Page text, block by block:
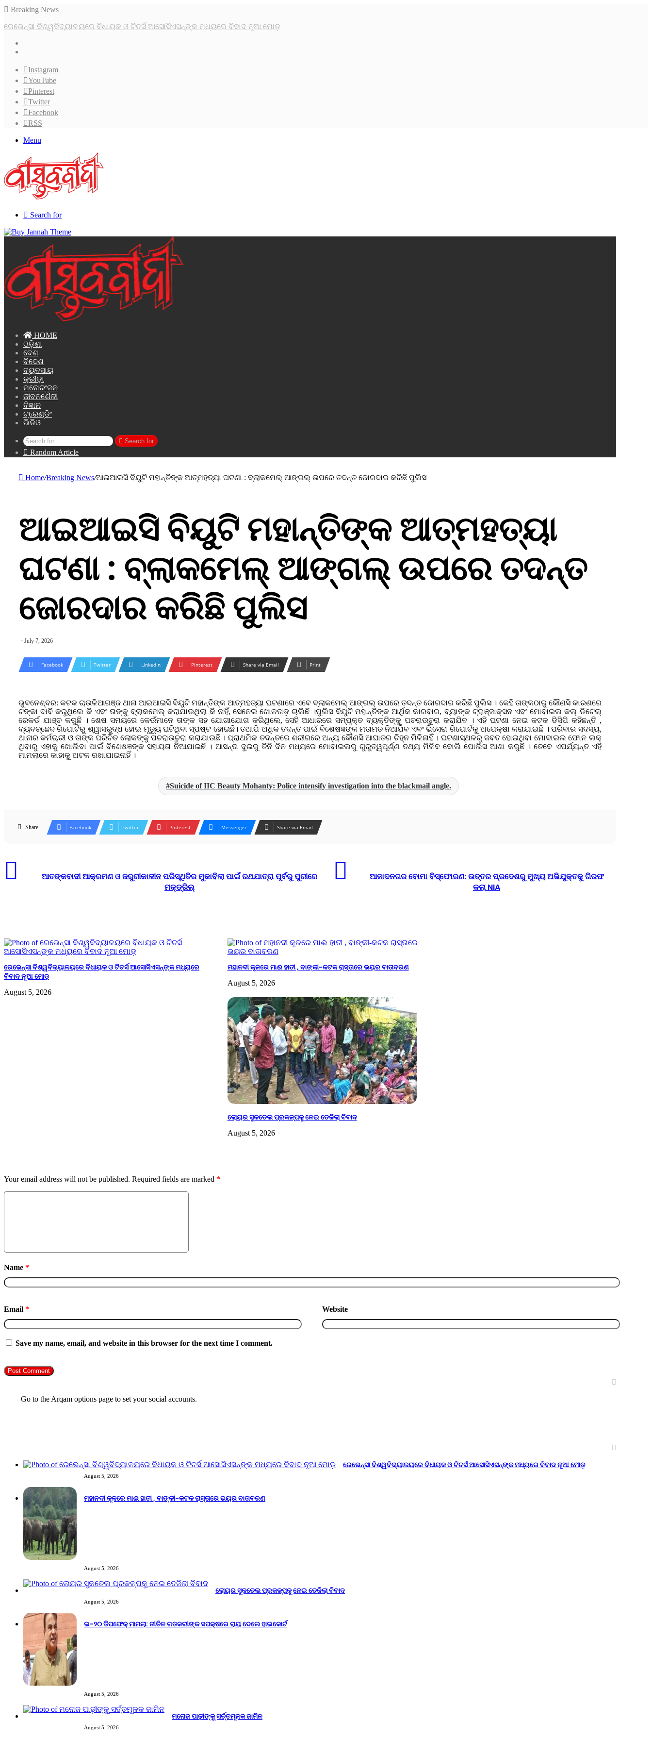
Breaking News
ମହାନଦୀ କୂଳରେ ମାଈ ହାତୀ , ବାଙ୍କୀ-କଟକ ରାସ୍ତାରେ ଭୟର ବାତାବରଣ
Instagram
YouTube
Pinterest
Twitter
Facebook
RSS
Menu
Search for
HOME
ଓଡ଼ିଶା
ଦେଶ
ବିଦେଶ
ବ୍ୟବସାୟ
କ୍ରୀଡ଼ା
ମନୋରଂଜନ
ଜୀବନଶୈଳୀ
ବିଜ୍ଞାନ
ଟ୍ରେଣ୍ଡିଂ
ଭିଡିଓ
Search for
Random Article
Home/Breaking News/ଆଇଆଇସି ବିୟୁଟି ମହାନ୍ତିଙ୍କ ଆତ୍ମହତ୍ୟା ଘଟଣା : ବ୍ଲାକମେଲ୍ ଆଙ୍ଗଲ୍ ଉପରେ ତଦନ୍ତ ଜୋରଦାର କରିଛି ପୁଲିସ
ଆଇଆଇସି ବିୟୁଟି ମହାନ୍ତିଙ୍କ ଆତ୍ମହତ୍ୟା
ଘଟଣା : ବ୍ଲାକମେଲ୍ ଆଙ୍ଗଲ୍ ଉପରେ ତଦନ୍ତ
ଜୋରଦାର କରିଛି ପୁଲିସ
July 7, 2026
Facebook Twitter LinkedIn Pinterest Share via Email Print
ଭୁବନେଶ୍ବର: କଟକ ଚାଉଳିଆଗଞ୍ଜ ଥାନା ଆଇଆଇସି ବିୟୁଟି ମହାନ୍ତିଙ୍କ ଆତ୍ମହତ୍ୟା ଘଟଣାରେ ଏବେ ବ୍ଲାକମେଲ୍ ଆଙ୍ଗଲ୍ ଉପରେ ତଦନ୍ତ ଜୋରଦାର କରିଛି ପୁଲିସ । କେହି ତାଙ୍କଠାରୁ କୌଣସି କାରଣରେ
ଟଙ୍କା ଦାବି କରୁଥିଲେ କି ଏବଂ ତାଙ୍କୁ ବ୍ଲାକମେଲ୍ କରାଯାଉଥିଲା କି ନାହିଁ, ସେନେଇ ଖୋଳତାଡ଼ ଚାଲିଛି ।ପୁଲିସ ବିୟୁଟି ମହାନ୍ତିଙ୍କ ଆର୍ଥିକ କାରବାର, ବ୍ୟାଙ୍କ ଟ୍ରାଞ୍ଜାକ୍ସନ ଏବଂ ମୋବାଇଲ କଲ୍ ଡିଟେଲ୍
ରେକର୍ଡ ଯାଞ୍ଚ କରୁଛି । ଶେଷ ସମୟରେ କେଉଁମାନେ ତାଙ୍କ ସହ ଯୋଗାଯୋଗ କରିଥିଲେ, ସେହି ଆଧାରରେ ସମ୍ପୃକ୍ତ ବ୍ୟକ୍ତିଙ୍କୁ ପଚରାଉଚୁରା କରାଯିବ । ଏହି ଘଟଣା ନେଇ କଟକ ଡିସିପି କହିଛନ୍ତି ,
ବ୍ୟବଚ୍ଛେଦ ରିପୋର୍ଟରୁ ଶ୍ୱାସରୁଦ୍ଧ ହୋଇ ମୃତ୍ୟୁ ଘଟିଥିବା ସ୍ପଷ୍ଟ ହୋଇଛି। ତଥାପି ଅଧିକ ତଦନ୍ତ ପାଇଁ ବିଶେଷଜ୍ଞଙ୍କ ମତାମତ ନିଆଯିବ ଏବଂ ଭିସେରା ରିପୋର୍ଟକୁ ଅପେକ୍ଷା କରାଯାଇଛି । ପରିବାର ସଦସ୍ୟ,
ଥାନାର କର୍ମଚାରୀ ଓ ତାଙ୍କ ପରିଚିତ ଲୋକଙ୍କୁ ପଚରାଉଚୁରା କରାଯାଉଛି । ପ୍ରାଥମିକ ତଦନ୍ତରେ ଶରୀରରେ ଅନ୍ୟ କୌଣସି ଆଘାତର ଚିହ୍ନ ମିଳିନାହିଁ । ଘଟଣାସ୍ଥଳରୁ ଜବତ ହୋଇଥିବା ମୋବାଇଲ ଫୋନ ଲକ୍
ଥିବାରୁ ଏହାକୁ ଖୋଲିବା ପାଇଁ ବିଶେଷଜ୍ଞଙ୍କ ସହାୟତା ନିଆଯାଇଛି । ଆସନ୍ତା ଦୁଇରୁ ତିନି ଦିନ ମଧ୍ୟରେ ମୋବାଇଲରୁ ଗୁରୁତ୍ୱପୂର୍ଣ୍ଣ ତଥ୍ୟ ମିଳିବ ବୋଲି ପୋଲିସ ଆଶା କରୁଛି । ତେବେ ଏପର୍ଯ୍ୟନ୍ତ ଏହି
ମାମଲାରେ କାହାକୁ ଅଟକ ରଖାଯାଇନାହିଁ ।
Suicide of IIC Beauty Mohanty: Police intensify investigation into the blackmail angle.
Share Facebook Twitter Pinterest Messenger Share via Email
ଆତଙ୍କବାଦୀ ଆକ୍ରମଣ ଓ ଜରୁରୀକାଳୀନ ପରିସ୍ଥିତିର ମୁକାବିଲା ପାଇଁ ରଥଯାତ୍ରା ପୂର୍ବରୁ ପୁରୀରେ
ମକ୍‌ଡ୍ରିଲ୍
ଆଜାଦନଗର ବୋମା ବିସ୍ଫୋରଣ: ଉତ୍ତର ପ୍ରଦେଶରୁ ମୁଖ୍ୟ ଅଭିଯୁକ୍ତକୁ ଗିରଫ
କଲା NIA
ରେଭେନ୍ସା ବିଶ୍ୱବିଦ୍ୟାଳୟରେ ବିଧାୟକ ଓ ଟିଚର୍ସ ଆସୋସିଏସନ୍‌ଙ୍କ ମଧ୍ୟରେ
ବିବାଦ ନୂଆ ମୋଡ଼
August 5, 2026
ମହାନଦୀ କୂଳରେ ମାଈ ହାତୀ , ବାଙ୍କୀ-କଟକ ରାସ୍ତାରେ ଭୟର ବାତାବରଣ
August 5, 2026
ଲୋୟର ସୁକତେଲ ପ୍ରକଳ୍ପକୁ ନେଇ ତେଜିଲା ବିବାଦ
August 5, 2026
Your email address will not be published. Required fields are marked *
Name *
Email * Website
Save my name, email, and website in this browser for the next time I comment.
Go to the Arqam options page to set your social accounts.
ରେଭେନ୍ସା ବିଶ୍ୱବିଦ୍ୟାଳୟରେ ବିଧାୟକ ଓ ଟିଚର୍ସ ଆସୋସିଏସନ୍‌ଙ୍କ ମଧ୍ୟରେ ବିବାଦ ନୂଆ ମୋଡ଼
August 5, 2026
ମହାନଦୀ କୂଳରେ ମାଈ ହାତୀ , ବାଙ୍କୀ-କଟକ ରାସ୍ତାରେ ଭୟର ବାତାବରଣ
August 5, 2026
ଲୋୟର ସୁକତେଲ ପ୍ରକଳ୍ପକୁ ନେଇ ତେଜିଲା ବିବାଦ
August 5, 2026
ଇ-୨୦ ଡିପଫେକ୍ ମାମଲା: ନୀତିନ ଗଡକରୀଙ୍କ ସପକ୍ଷରେ ରାୟ ଦେଲେ ହାଇକୋର୍ଟ
August 5, 2026
ମନୋଜ ପାଢ଼ୀଙ୍କୁ ସର୍ତ୍ତମୂଳକ ଜାମିନ
August 5, 2026